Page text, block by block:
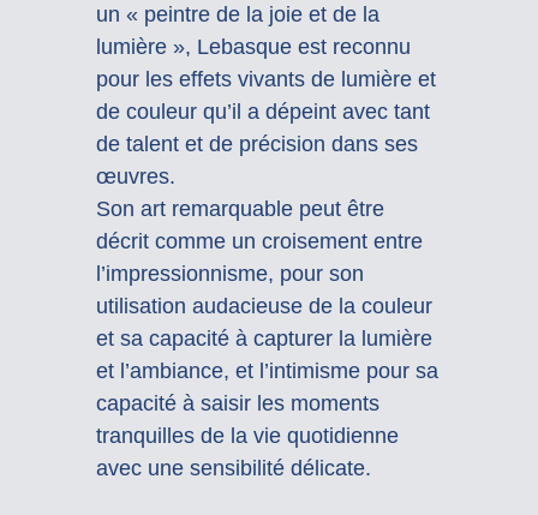
un « peintre de la joie et de la
lumière », Lebasque est reconnu
pour les effets vivants de lumière et
de couleur qu’il a dépeint avec tant
de talent et de précision dans ses
œuvres.
Son art remarquable peut être
décrit comme un croisement entre
l’impressionnisme, pour son
utilisation audacieuse de la couleur
et sa capacité à capturer la lumière
et l’ambiance, et l’intimisme pour sa
capacité à saisir les moments
tranquilles de la vie quotidienne
avec une sensibilité délicate.